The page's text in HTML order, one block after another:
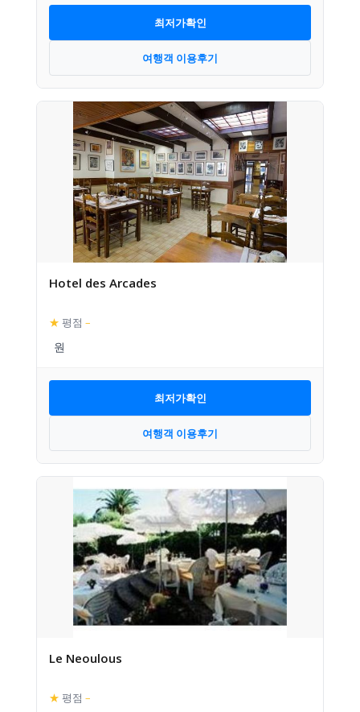
최저가확인
여행객 이용후기
Hotel des Arcades
★ 평점 –
최저가확인
여행객 이용후기
Le Neoulous
★ 평점 –